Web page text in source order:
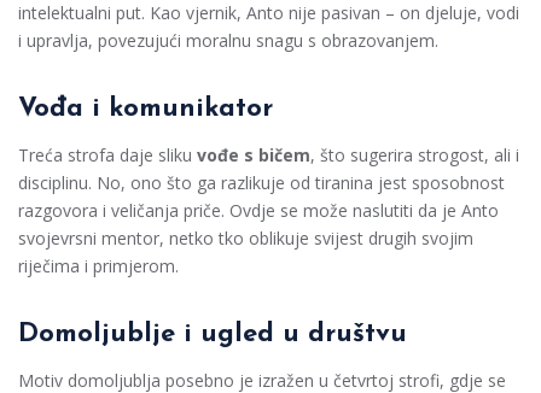
intelektualni put. Kao vjernik, Anto nije pasivan – on djeluje, vodi
i upravlja, povezujući moralnu snagu s obrazovanjem.
Vođa i komunikator
Treća strofa daje sliku vođe s bičem, što sugerira strogost, ali i
disciplinu. No, ono što ga razlikuje od tiranina jest sposobnost
razgovora i veličanja priče. Ovdje se može naslutiti da je Anto
svojevrsni mentor, netko tko oblikuje svijest drugih svojim
riječima i primjerom.
Domoljublje i ugled u društvu
Motiv domoljublja posebno je izražen u četvrtoj strofi, gdje se